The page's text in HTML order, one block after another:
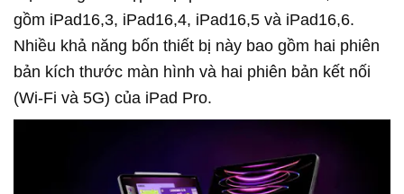
gồm iPad16,3, iPad16,4, iPad16,5 và iPad16,6.
Nhiều khả năng bốn thiết bị này bao gồm hai phiên
bản kích thước màn hình và hai phiên bản kết nối
(Wi-Fi và 5G) của iPad Pro.